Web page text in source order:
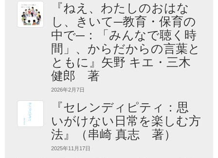
『ねえ、わたしのおはな
し、きいて─教育・保育の
中で─：「みんなで聴く時
間」、からだからの言葉と
ともに』矢野 キエ・三木
健郎 著
2026年2月7日
『セレンディピティ：思
いがけない日常を楽しむ方
法』（串崎 真志 著）
2025年11月17日